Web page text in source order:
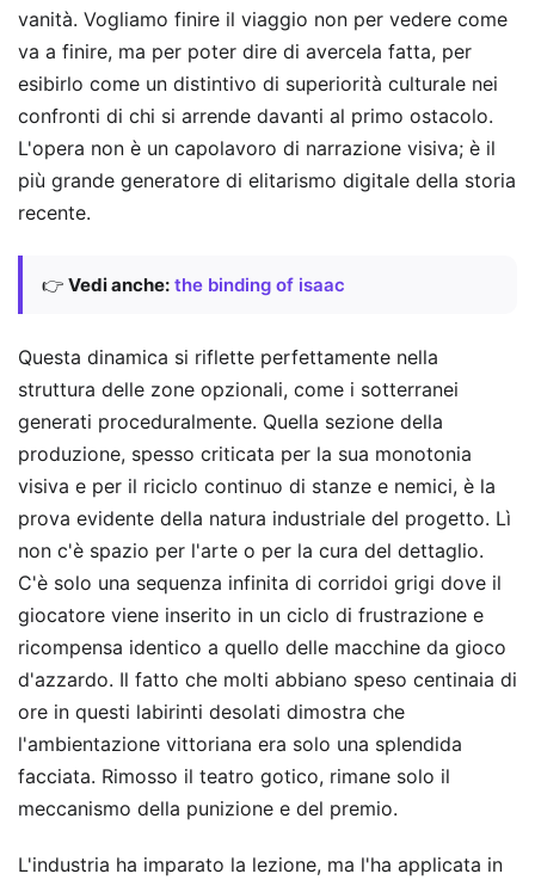
vanità. Vogliamo finire il viaggio non per vedere come
va a finire, ma per poter dire di avercela fatta, per
esibirlo come un distintivo di superiorità culturale nei
confronti di chi si arrende davanti al primo ostacolo.
L'opera non è un capolavoro di narrazione visiva; è il
più grande generatore di elitarismo digitale della storia
recente.
👉 Vedi anche: the binding of isaac
Questa dinamica si riflette perfettamente nella
struttura delle zone opzionali, come i sotterranei
generati proceduralmente. Quella sezione della
produzione, spesso criticata per la sua monotonia
visiva e per il riciclo continuo di stanze e nemici, è la
prova evidente della natura industriale del progetto. Lì
non c'è spazio per l'arte o per la cura del dettaglio.
C'è solo una sequenza infinita di corridoi grigi dove il
giocatore viene inserito in un ciclo di frustrazione e
ricompensa identico a quello delle macchine da gioco
d'azzardo. Il fatto che molti abbiano speso centinaia di
ore in questi labirinti desolati dimostra che
l'ambientazione vittoriana era solo una splendida
facciata. Rimosso il teatro gotico, rimane solo il
meccanismo della punizione e del premio.
L'industria ha imparato la lezione, ma l'ha applicata in